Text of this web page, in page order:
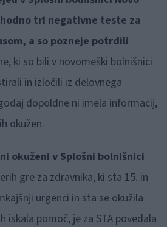
tri negativne teste za
a so pozneje potrdili
ki so bili v novomeški bolnišnici
in izločili iz delovnega
dopoldne ni imela informacij,
okužen.
okuženi v Splošni bolnišnici
gre za zdravnika, ki sta 15. in
urgenci in sta se okužila
iskala pomoč, je za STA povedala